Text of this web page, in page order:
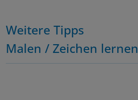
Weitere Tipps
Malen / Zeichen lernen